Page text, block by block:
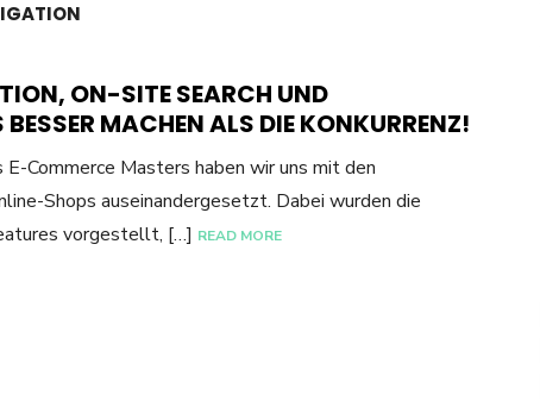
ON-SITE SEARCH UND
MACHEN ALS DIE KONKURRENZ!
E-Commerce Masters haben wir uns mit den
Shops auseinandergesetzt. Dabei wurden die
vorgestellt, […] READ MORE